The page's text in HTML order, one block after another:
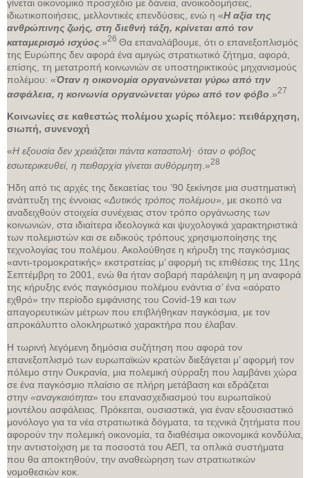
γίνεται οικονομικό προσχέδιο με δάνεια, ανοικοδομήσεις,
ιδιωτικοποιήσεις, μελλοντικές επενδύσεις, ενώ η «Η αξία της
ανθρώπινης ζωής, στη διεθνή τάξη, κρίνεται από τον
καταμερισμό ισχύος .»26 Θα επαναλάβουμε, ότι ο επανεξοπλισμός
της Ευρώπης δεν αφορά ένα αμιγώς στρατιωτικό ζήτημα, αφορά,
επίσης, τη μετατροπή κοινωνιών σε υποστηρικτικούς μηχανισμούς
πολέμου: «Όταν η οικονομία οργανώνεται γύρω από την
ασφάλεια, η κοινωνία οργανώνεται γύρω από τον φόβο .»27
Κοινωνίες σε καθεστώς πολέμου χωρίς πόλεμο: πειθάρχηση,
σιωπή, συνενοχή
«Η εξουσία δεν χρειάζεται πάντα καταστολή· όταν ο φόβος
εσωτερικευθεί, η πειθαρχία γίνεται αυθόρμητη .»28
Ήδη από τις αρχές της δεκαετίας του ’90 ξεκίνησε μια συστηματική
ανάπτυξη της έννοιας «Δυτικός τρόπος πολέμου», με σκοπό να
αναδειχθούν στοιχεία συνέχειας στον τρόπο οργάνωσης των
κοινωνιών, στα ιδιαίτερα ιδεολογικά και ψυχολογικά χαρακτηριστικά
των πολεμιστών και σε ειδικούς τρόπους χρησιμοποίησης της
τεχνολογίας του πολέμου. Ακολούθησε η κήρυξη της παγκόσμιας
«αντι-τρομοκρατικής» εκστρατείας μ’ αφορμή τις επιθέσεις της 11ης
Σεπτέμβρη το 2001, ενώ θα ήταν σοβαρή παράλειψη η μη αναφορά
της κήρυξης ενός παγκόσμιου πολέμου ενάντια σ’ ένα «αόρατο
εχθρό» την περίοδο εμφάνισης του Covid-19 και των
απαγορευτικών μέτρων που επιβλήθηκαν παγκόσμια, με τον
απροκάλυπτο ολοκληρωτικό χαρακτήρα που έλαβαν.
Η τωρινή λεγόμενη δημόσια συζήτηση που αφορά τον
επανεξοπλισμό των ευρωπαϊκών κρατών διεξάγεται μ’ αφορμή τον
πόλεμο στην Ουκρανία, μια πολεμική σύρραξη που λαμβάνει χώρα
σε ένα παγκόσμιο πλαίσιο σε πλήρη μετάβαση και εδράζεται
στην «αναγκαιότητα» του επανασχεδιασμού του ευρωπαϊκού
μοντέλου ασφάλειας. Πρόκειται, ουσιαστικά, για έναν εξουσιαστικό
μονόλογο για τα νέα στρατιωτικά δόγματα, τα τεχνικά ζητήματα που
αφορούν την πολεμική οικονομία, τα διαθέσιμα οικονομικά κονδύλια,
την αντιστοίχιση με τα ποσοστά του ΑΕΠ, τα οπλικά συστήματα
που θα αποκτηθούν, την αναθεώρηση των στρατιωτικών
νομοθεσιών κοκ.